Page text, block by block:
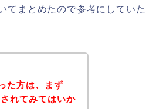
てまとめたので参考にしていた
た方は、まず
れてみてはいか